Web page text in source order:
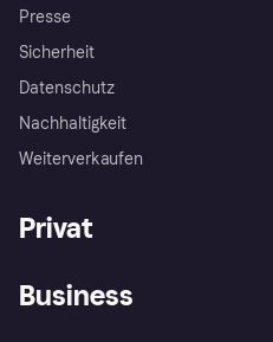
Presse
Sicherheit
Datenschutz
Nachhaltigkeit
Weiterverkaufen
Privat
Business